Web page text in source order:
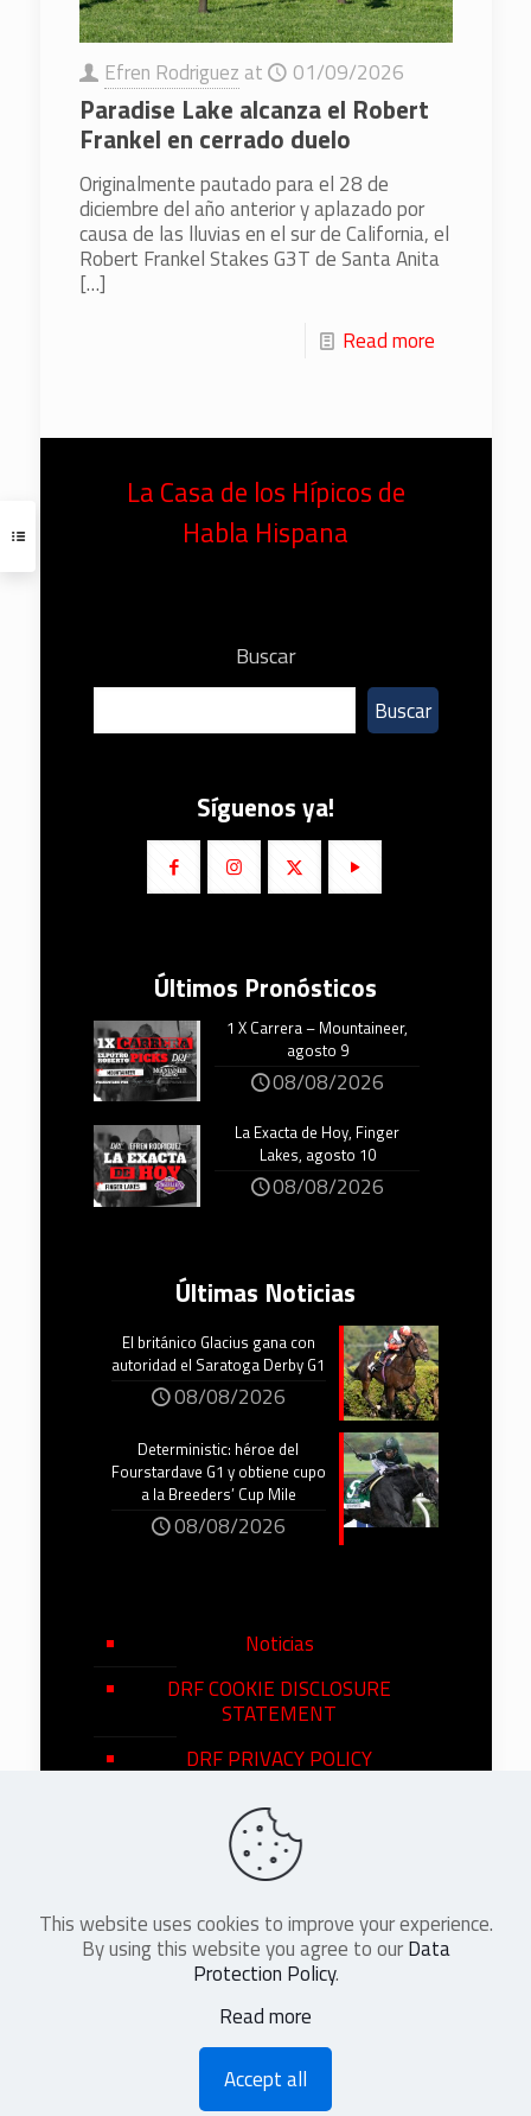
Efren Rodriguez at 01/09/2026
Paradise Lake alcanza el Robert
Frankel en cerrado duelo
Originalmente pautado para el 28 de
diciembre del año anterior y aplazado por
causa de las lluvias en el sur de California, el
Robert Frankel Stakes G3T de Santa Anita
[…]
Read more
La Casa de los Hípicos de
Habla Hispana
Buscar
Buscar
Síguenos ya!
Últimos Pronósticos
1 X Carrera – Mountaineer,
agosto 9
08/08/2026
La Exacta de Hoy, Finger
Lakes, agosto 10
08/08/2026
Últimas Noticias
El británico Glacius gana con
autoridad el Saratoga Derby G1
08/08/2026
Deterministic: héroe del
Fourstardave G1 y obtiene cupo
a la Breeders’ Cup Mile
08/08/2026
Noticias
DRF COOKIE DISCLOSURE
STATEMENT
DRF PRIVACY POLICY
©2026DRF en Español. All Rights
Reserved
This website uses cookies to improve your experience.
By using this website you agree to ourData
Protection Policy.
Read more
Accept all